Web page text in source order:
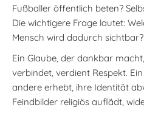
Fußballer öffentlich beten?
Die wichtigere Frage lautet:
Mensch wird dadurch sichtbar?
Ein Glaube, der dankbar
verbindet, verdient Respekt.
andere erhebt, ihre Identität
Feindbilder religiös auflädt,